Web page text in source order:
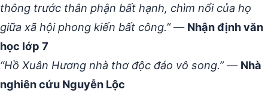
thông trước thân phận bất hạnh, chìm nổi của họ
giữa xã hội phong kiến bất công.”— Nhận định văn
học lớp 7
“Hồ Xuân Hương nhà thơ độc đáo vô song.”— Nhà
nghiên cứu Nguyễn Lộc